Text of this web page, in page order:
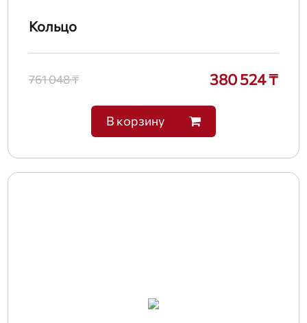
Кольцо
761 048 ₸ 380 524 ₸
В корзину